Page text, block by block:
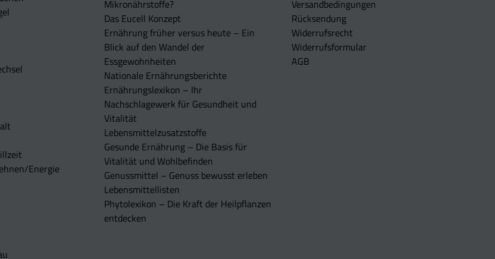
Energie
Mikronährstoffe?
Das Eucell Konzept
Ernährung früher versus heute – Ein
Blick auf den Wandel der
Essgewohnheiten
Nationale Ernährungsberichte
Ernährungslexikon – Ihr
Nachschlagewerk für Gesundheit und
Vitalität
Lebensmittelzusatzstoffe
Gesunde Ernährung – Die Basis für
Vitalität und Wohlbefinden
Genussmittel – Genuss bewusst erleben
Lebensmittellisten
Phytolexikon – Die Kraft der Heilpflanzen
entdecken
Versandbedingungen
Rücksendung
Widerrufsrecht
Widerrufsformular
AGB